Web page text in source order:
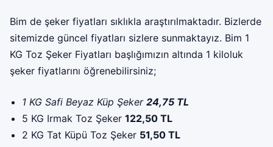
Bim de şeker fiyatları sıklıkla araştırılmaktadır. Bizlerde
sitemizde güncel fiyatları sizlere sunmaktayız. Bim 1
KG Toz Şeker Fiyatları başlığımızın altında 1 kiloluk
şeker fiyatlarını öğrenebilirsiniz;
1 KG Safi Beyaz Küp Şeker 24,75 TL
5 KG Irmak Toz Şeker 122,50 TL
2 KG Tat Küpü Toz Şeker 51,50 TL